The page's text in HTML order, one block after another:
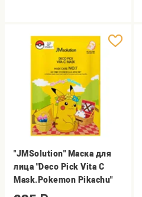
"JMSolution" Маска для
лица "Deco Pick Vita C
Mask.Pokemon Pikachu"